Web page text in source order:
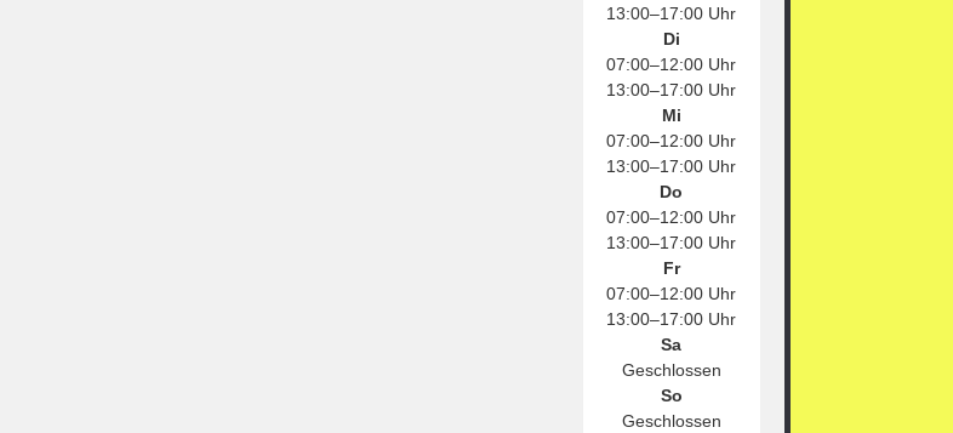
13:00–17:00 Uhr
Di
07:00–12:00 Uhr
13:00–17:00 Uhr
Mi
07:00–12:00 Uhr
13:00–17:00 Uhr
Do
07:00–12:00 Uhr
13:00–17:00 Uhr
Fr
07:00–12:00 Uhr
13:00–17:00 Uhr
Sa
Geschlossen
So
Geschlossen